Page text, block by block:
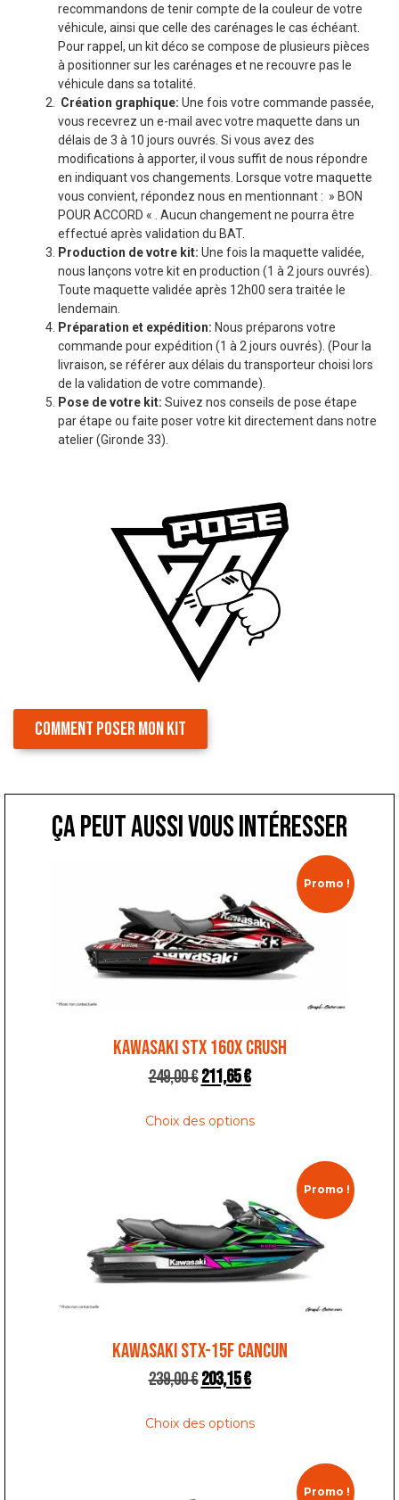
recommandons de tenir compte de la couleur de votre
véhicule, ainsi que celle des carénages le cas échéant.
Pour rappel, un kit déco se compose de plusieurs pièces
à positionner sur les carénages et ne recouvre pas le
véhicule dans sa totalité.
Création graphique: Une fois votre commande passée,
vous recevrez un e-mail avec votre maquette dans un
délais de 3 à 10 jours ouvrés. Si vous avez des
modifications à apporter, il vous suffit de nous répondre
en indiquant vos changements. Lorsque votre maquette
vous convient, répondez nous en mentionnant : » BON
POUR ACCORD « . Aucun changement ne pourra être
effectué après validation du BAT.
Production de votre kit: Une fois la maquette validée,
nous lançons votre kit en production (1 à 2 jours ouvrés).
Toute maquette validée après 12h00 sera traitée le
lendemain.
Préparation et expédition: Nous préparons votre
commande pour expédition (1 à 2 jours ouvrés). (Pour la
livraison, se référer aux délais du transporteur choisi lors
de la validation de votre commande).
Pose de votre kit: Suivez nos conseils de pose étape
par étape ou faite poser votre kit directement dans notre
atelier (Gironde 33).
COMMENT POSER MON KIT
ça peut aussi vous intéresser
Promo !
KAWASAKI STX 160X CRUSH
249,00€211,65€
Choix des options
Promo !
KAWASAKI STX-15F CANCUN
239,00€203,15€
Choix des options
Promo !